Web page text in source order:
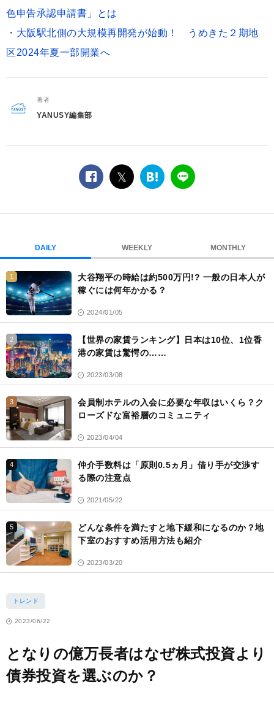
色申告承認申請書」とは
・ 大阪駅北側の大規模再開発が始動！ うめきた２期地
区2024年夏一部開業へ
著者
YANUSY編集部
facebook
twitterは
ク
マ
ク
LINE
DAILY WEEKLY MONTHLY
1
大谷翔平の時給は約500万円!? 一般の日本人が
稼ぐには何年かかる？
2024/01/05
2
【世界の家賃ランキング】日本は10位、1位香
港の家賃は驚愕の……
2023/03/08
3
会員制ホテルの入会に必要な年収はいくら？ク
ローズドな富裕層のコミュニティ
2023/04/04
4
仲介手数料は「原則0.5ヵ月」借り手が交渉す
る際の注意点
2021/05/22
5
どんな条件を満たすと地下緩和になるのか？地
下室のおすすめ活用方法も紹介
2023/03/20
トレンド
2023/06/22
となりの億万長者はなぜ株式投資より
債券投資を選ぶのか？